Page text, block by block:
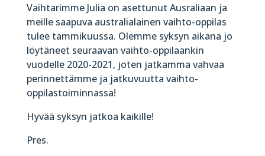
Vaihtarimme Julia on asettunut Ausraliaan ja
meille saapuva australialainen vaihto-oppilas
tulee tammikuussa. Olemme syksyn aikana jo
löytäneet seuraavan vaihto-oppilaankin
vuodelle 2020-2021, joten jatkamma vahvaa
perinnettämme ja jatkuvuutta vaihto-
oppilastoiminnassa!
Hyvää syksyn jatkoa kaikille!
Pres.